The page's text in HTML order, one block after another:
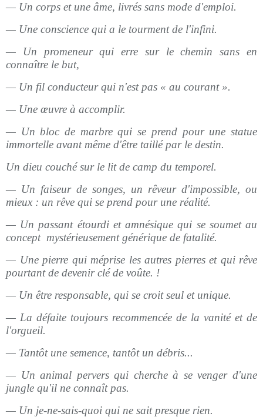
— Un corps et une âme, livrés sans mode d'emploi.
— Une conscience qui a le tourment de l'infini.
— Un promeneur qui erre sur le chemin sans en
connaître le but,
— Un fil conducteur qui n'est pas « au courant ».
— Une œuvre à accomplir.
— Un bloc de marbre qui se prend pour une statue
immortelle avant même d'être taillé par le destin.
Un dieu couché sur le lit de camp du temporel.
— Un faiseur de songes, un rêveur d'impossible, ou
mieux : un rêve qui se prend pour une réalité.
— Un passant étourdi et amnésique qui se soumet au
concept mystérieusement générique de fatalité.
— Une pierre qui méprise les autres pierres et qui rêve
pourtant de devenir clé de voûte. !
— Un être responsable, qui se croit seul et unique.
— La défaite toujours recommencée de la vanité et de
l'orgueil.
— Tantôt une semence, tantôt un débris...
— Un animal pervers qui cherche à se venger d'une
jungle qu'il ne connaît pas.
— Un je-ne-sais-quoi qui ne sait presque rien.